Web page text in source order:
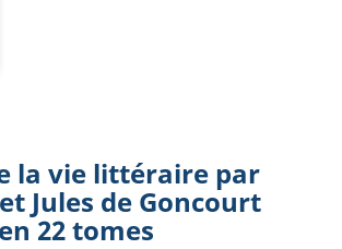
la vie littéraire par
Jules de Goncourt
22 tomes